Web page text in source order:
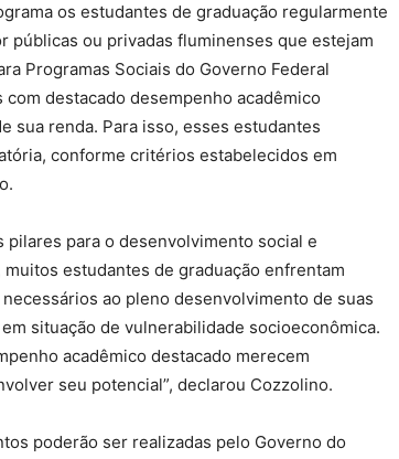
os estudantes de graduação regularmente
ou privadas fluminenses que estejam
Programas Sociais do Governo Federal
destacado desempenho acadêmico
sua renda. Para isso, esses estudantes
conforme critérios estabelecidos em
pilares para o desenvolvimento social e
estudantes de graduação enfrentam
ao pleno desenvolvimento de suas
situação de vulnerabilidade socioeconômica.
acadêmico destacado merecem
seu potencial”, declarou Cozzolino.
poderão ser realizadas pelo Governo do